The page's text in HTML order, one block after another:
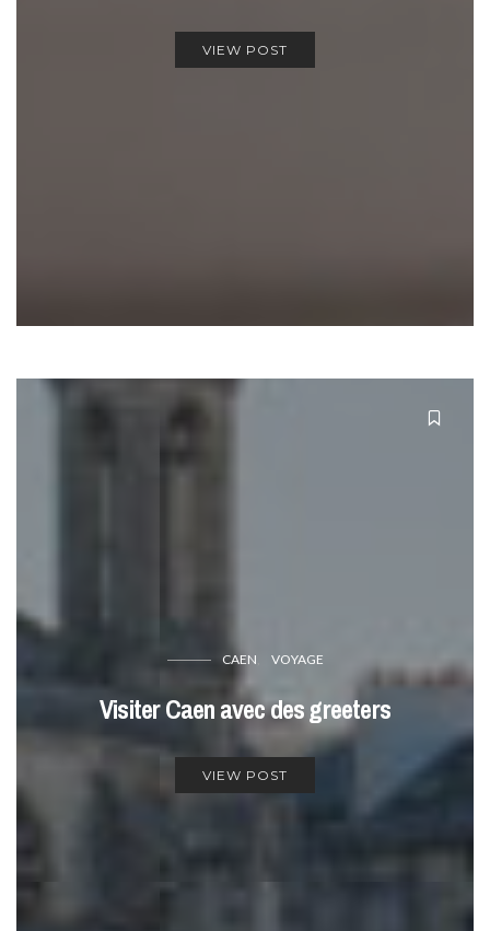
VIEW POST
CAEN VOYAGE
Visiter Caen avec des greeters
VIEW POST